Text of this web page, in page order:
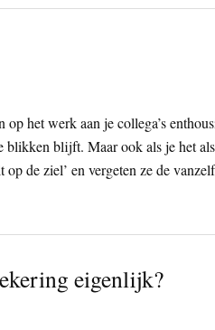
op het werk aan je collega’s
blijft. Maar ook als je het
de ziel’ en vergeten ze de
eigenlijk?